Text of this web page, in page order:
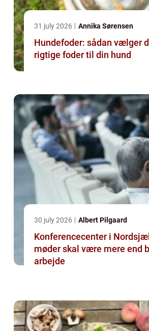
31 july 2026 Annika Sørensen
Hundefoder: sådan vælger
rigtige foder til din hund
30 july 2026 Albert Pilgaard
Konferencecenter i
møder skal være mere end
arbejde